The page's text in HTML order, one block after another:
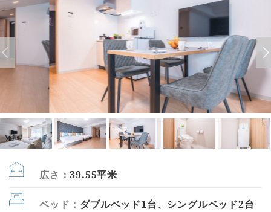
広さ：39.55平米
ベッド： ダブルベッド1台、シングルベッド2台